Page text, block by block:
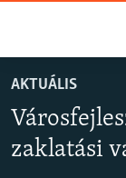
oldalra
AKTUÁLIS
PODCASTOK
AKTUÁLIS
zaklatási